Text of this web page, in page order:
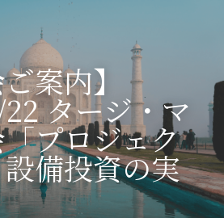
案内】
タージ・マ
プロジェク
備投資の実